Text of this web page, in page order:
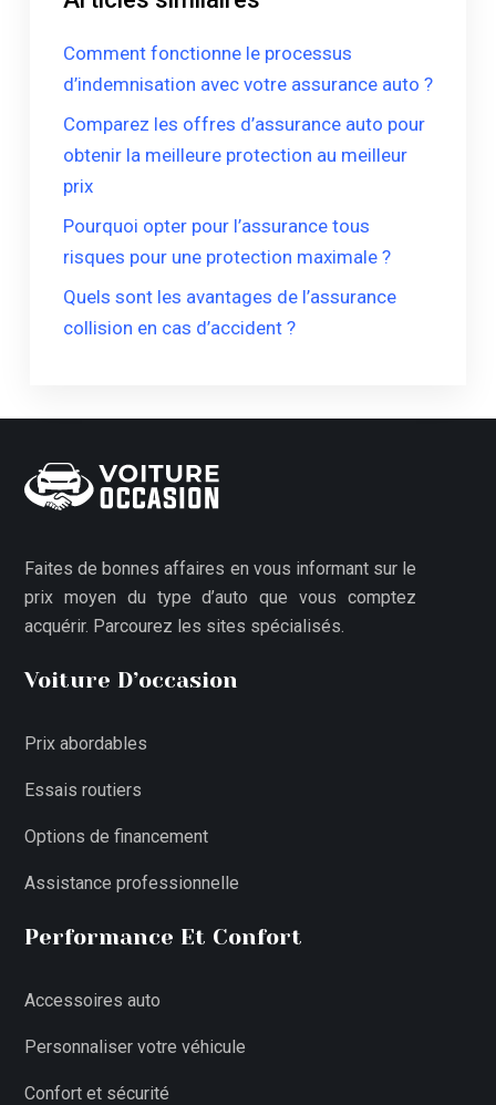
Comment fonctionne le processus
d’indemnisation avec votre assurance auto ?
Comparez les offres d’assurance auto pour
obtenir la meilleure protection au meilleur
prix
Pourquoi opter pour l’assurance tous
risques pour une protection maximale ?
Quels sont les avantages de l’assurance
collision en cas d’accident ?
Faites de bonnes affaires en vous informant sur le
prix moyen du type d’auto que vous comptez
acquérir. Parcourez les sites spécialisés.
Voiture D’occasion
Prix abordables
Essais routiers
Options de financement
Assistance professionnelle
Performance Et Confort
Accessoires auto
Personnaliser votre véhicule
Confort et sécurité